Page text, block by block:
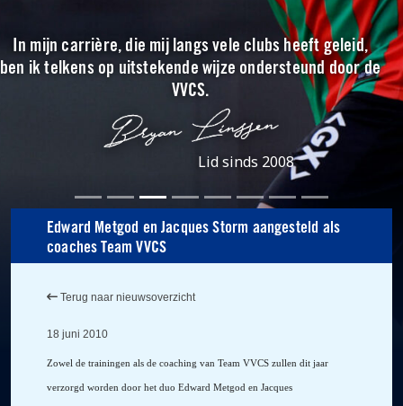
In mijn carrière, die mij langs vele clubs heeft geleid,
ben ik telkens op uitstekende wijze ondersteund door de
VVCS.
Lid sinds 2008
Edward Metgod en Jacques Storm aangesteld als
coaches Team VVCS
Terug naar nieuwsoverzicht
18 juni 2010
Zowel de trainingen als de coaching van Team VVCS zullen dit jaar
verzorgd worden door het duo Edward Metgod en Jacques